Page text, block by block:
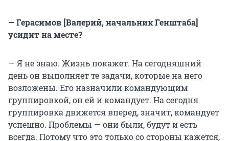
— Герасимов [Валерий, начальник Генштаба]
усидит на месте?
— Я не знаю. Жизнь покажет. На сегодняшний
день он выполняет те задачи, которые на него
возложены. Его назначили командующим
группировкой, он ей и командует. На сегодня
группировка движется вперед, значит, командует
успешно. Проблемы — они были, будут и есть
всегда. Потому что это только со стороны кажется,